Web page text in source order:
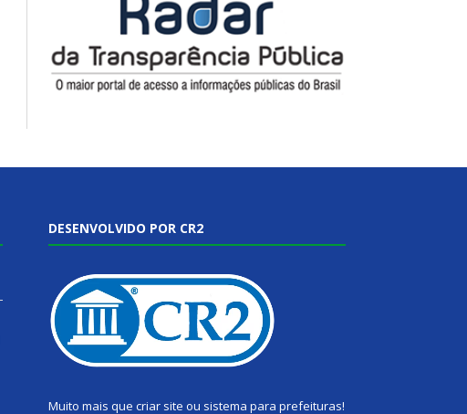
DESENVOLVIDO POR CR2
Muito mais que criar site ou sistema para prefeituras!